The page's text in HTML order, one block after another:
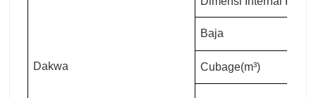
Dakwa
Baja
Cubage(m³)